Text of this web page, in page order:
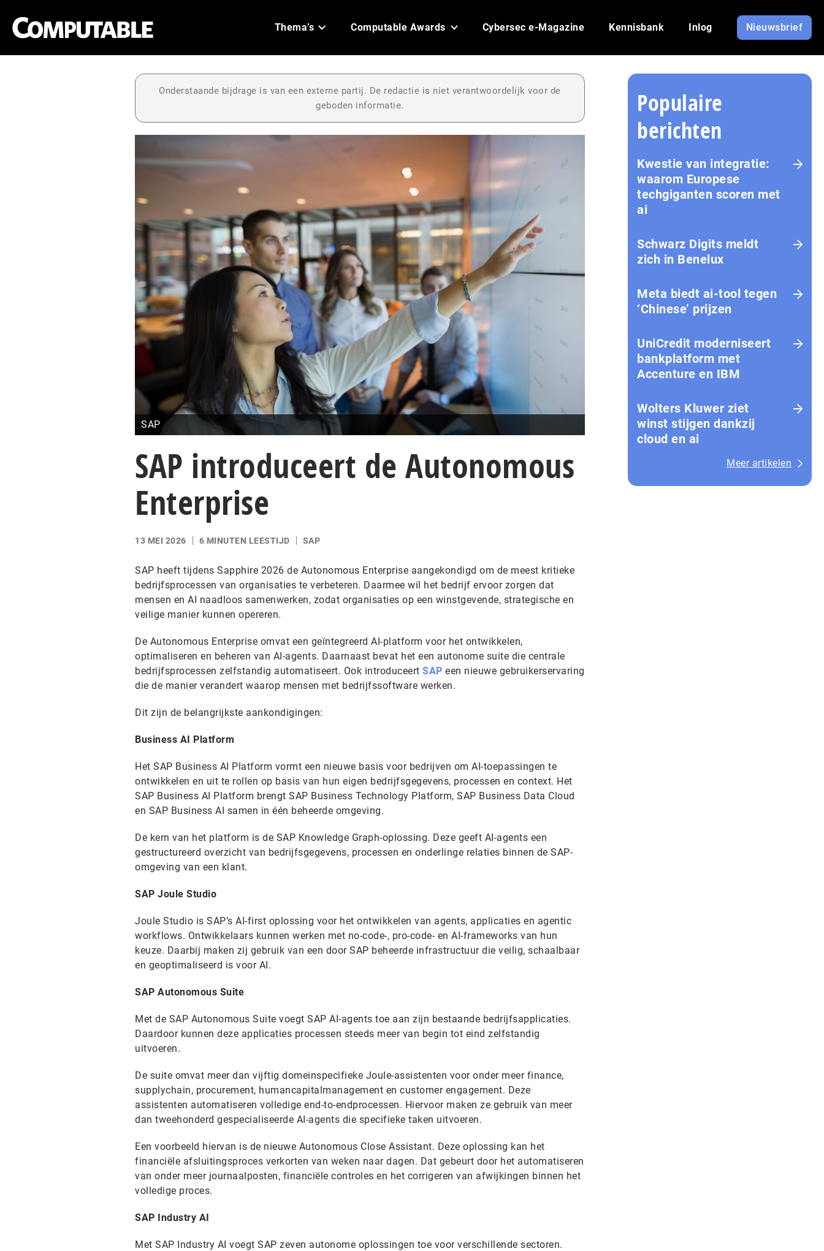
Thema’s Computable Awards Cybersec e-Magazine Kennisbank Inlog Nieuwsbrief
Onderstaande bijdrage is van een externe partij. De redactie is niet verantwoordelijk voor de
geboden informatie.
SAP
SAP introduceert de Autonomous
Enterprise
13 MEI 2026 6 MINUTEN LEESTIJD SAP
SAP heeft tijdens Sapphire 2026 de Autonomous Enterprise aangekondigd om de meest kritieke
bedrijfsprocessen van organisaties te verbeteren. Daarmee wil het bedrijf ervoor zorgen dat
mensen en AI naadloos samenwerken, zodat organisaties op een winstgevende, strategische en
veilige manier kunnen opereren.
De Autonomous Enterprise omvat een geïntegreerd AI-platform voor het ontwikkelen,
optimaliseren en beheren van AI-agents. Daarnaast bevat het een autonome suite die centrale
bedrijfsprocessen zelfstandig automatiseert. Ook introduceert SAP een nieuwe gebruikerservaring
die de manier verandert waarop mensen met bedrijfssoftware werken.
Dit zijn de belangrijkste aankondigingen:
Business AI Platform
Het SAP Business AI Platform vormt een nieuwe basis voor bedrijven om AI-toepassingen te
ontwikkelen en uit te rollen op basis van hun eigen bedrijfsgegevens, processen en context. Het
SAP Business AI Platform brengt SAP Business Technology Platform, SAP Business Data Cloud
en SAP Business AI samen in één beheerde omgeving.
De kern van het platform is de SAP Knowledge Graph-oplossing. Deze geeft AI-agents een
gestructureerd overzicht van bedrijfsgegevens, processen en onderlinge relaties binnen de SAP-
omgeving van een klant.
SAP Joule Studio
Joule Studio is SAP’s AI-first oplossing voor het ontwikkelen van agents, applicaties en agentic
workflows. Ontwikkelaars kunnen werken met no-code-, pro-code- en AI-frameworks van hun
keuze. Daarbij maken zij gebruik van een door SAP beheerde infrastructuur die veilig, schaalbaar
en geoptimaliseerd is voor AI.
SAP Autonomous Suite
Met de SAP Autonomous Suite voegt SAP AI-agents toe aan zijn bestaande bedrijfsapplicaties.
Daardoor kunnen deze applicaties processen steeds meer van begin tot eind zelfstandig
uitvoeren.
De suite omvat meer dan vijftig domeinspecifieke Joule-assistenten voor onder meer finance,
supplychain, procurement, humancapitalmanagement en customer engagement. Deze
assistenten automatiseren volledige end-to-endprocessen. Hiervoor maken ze gebruik van meer
dan tweehonderd gespecialiseerde AI-agents die specifieke taken uitvoeren.
Een voorbeeld hiervan is de nieuwe Autonomous Close Assistant. Deze oplossing kan het
financiële afsluitingsproces verkorten van weken naar dagen. Dat gebeurt door het automatiseren
van onder meer journaalposten, financiële controles en het corrigeren van afwijkingen binnen het
volledige proces.
SAP Industry AI
Met SAP Industry AI voegt SAP zeven autonome oplossingen toe voor verschillende sectoren.
Populaire
berichten
Kwestie van integratie:
waarom Europese
techgiganten scoren met
ai
Schwarz Digits meldt
zich in Benelux
Meta biedt ai-tool tegen
‘Chinese’ prijzen
UniCredit moderniseert
bankplatform met
Accenture en IBM
Wolters Kluwer ziet
winst stijgen dankzij
cloud en ai
Meer artikelen